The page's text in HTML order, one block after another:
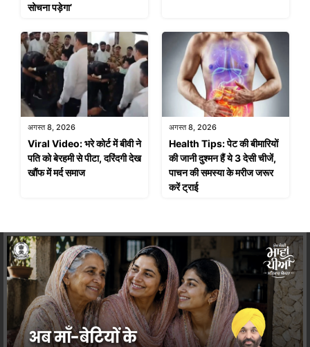
सोचना पड़ेगा’
अगस्त 8, 2026
Viral Video: भरे कोर्ट में बीवी ने
पति को बेरहमी से पीटा, दरिंदगी देख
खौंफ में मर्द समाज
अगस्त 8, 2026
Health Tips: पेट की बीमारियों
की जानी दुश्मन हैं ये 3 देसी चीजें,
पाचन की समस्या के मरीज जरूर
करें ट्राई